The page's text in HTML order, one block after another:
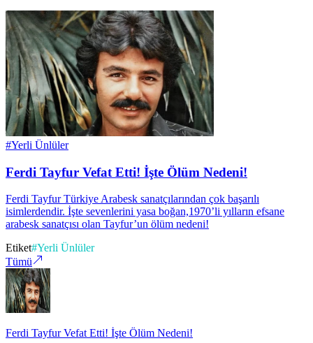
#Yerli Ünlüler
Ferdi Tayfur Vefat Etti! İşte Ölüm Nedeni!
Ferdi Tayfur Türkiye Arabesk sanatçılarından çok başarılı
isimlerdendir. İşte sevenlerini yasa boğan,1970’li yılların efsane
arabesk sanatçısı olan Tayfur’un ölüm nedeni!
Etiket#Yerli Ünlüler
Tümü
Ferdi Tayfur Vefat Etti! İşte Ölüm Nedeni!